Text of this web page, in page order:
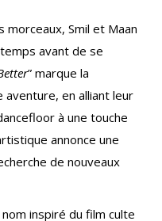
Smil et Maan
avant de se
” marque la
en alliant leur
à une touche
annonce une
de nouveaux
inspiré du film culte